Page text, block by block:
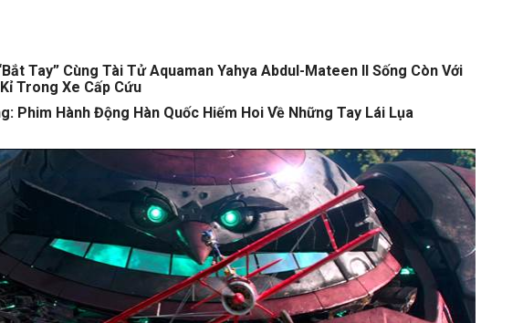
Tay” Cùng Tài Tử Aquaman Yahya Abdul-Mateen II Sống Còn Với
Trong Xe Cấp Cứu
Phim Hành Động Hàn Quốc Hiếm Hoi Về Những Tay Lái Lụa